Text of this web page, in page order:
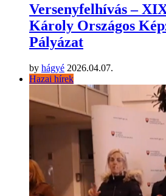
Versenyfelhívás –
Károly Országos
Pályázat
by hágyé 2026.04.07.
Hazai hírek